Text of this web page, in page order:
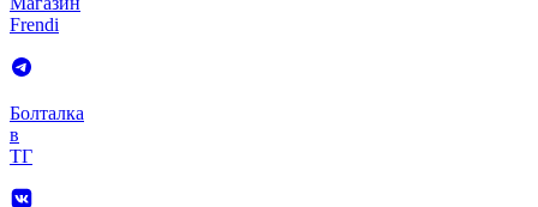
Frendi
Болталка
в
ТГ